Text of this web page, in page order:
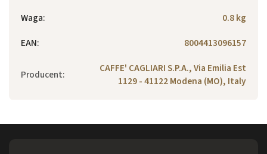
Waga:
0.8 kg
EAN: 8004413096157
Producent:
CAFFE' CAGLIARI S.P.A., Via Emilia Est
1129 - 41122 Modena (MO), Italy